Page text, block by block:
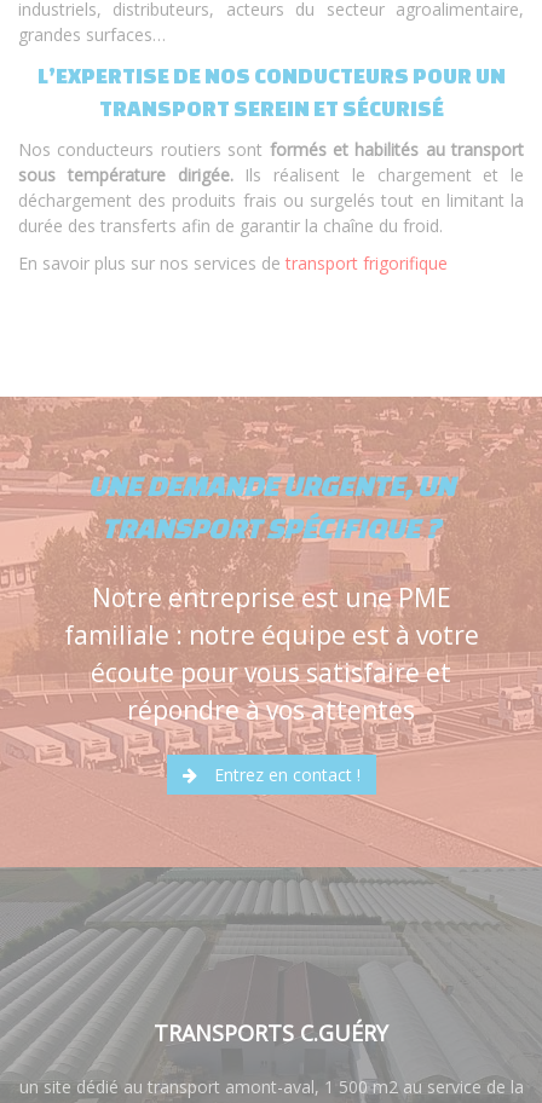
industriels, distributeurs, acteurs du secteur agroalimentaire,
grandes surfaces…
L’EXPERTISE DE NOS CONDUCTEURS POUR UN
TRANSPORT SEREIN ET SÉCURISÉ
Nos conducteurs routiers sont formés et habilités au transport
sous température dirigée.Ils réalisent le chargement et le
déchargement des produits frais ou surgelés tout en limitant la
durée des transferts afin de garantir la chaîne du froid.
En savoir plus sur nos services de transport frigorifique
UNE DEMANDE URGENTE, UN
TRANSPORT SPÉCIFIQUE ?
Notre entreprise est une PME
familiale : notre équipe est à votre
écoute pour vous satisfaire et
répondre à vos attentes
Entrez en contact !
TRANSPORTS C.GUÉRY
un site dédié au transport amont-aval, 1 500 m2 au service de la